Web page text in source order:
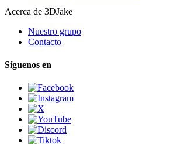
Acerca de 3DJake
Nuestro grupo
Contacto
Síguenos en